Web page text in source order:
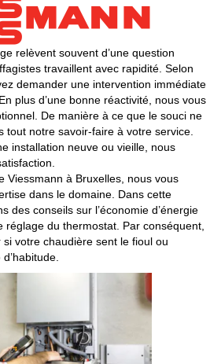
relèvent souvent d’une question
travaillent avec rapidité. Selon
demander une intervention immédiate
plus d’une bonne réactivité, nous vous
De manière à ce que le souci ne
tout notre savoir-faire à votre service.
installation neuve ou vieille, nous
Viessmann à Bruxelles, nous vous
dans le domaine. Dans cette
des conseils sur l’économie d’énergie
du thermostat. Par conséquent,
si votre chaudière sent le fioul ou